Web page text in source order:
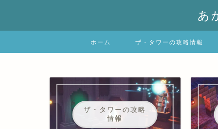
あ
ホーム ザ・タワーの攻略情報
ザ・タワーの攻略
情報